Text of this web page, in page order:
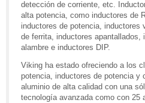
detección de corriente, etc.
alta potencia, como inductores de
inductores de potencia, inductores
de ferrita, inductores apantallados,
alambre e inductores DIP.
Viking ha estado ofreciendo a los
potencia, inductores de potencia y
aluminio de alta calidad con una
tecnología avanzada como con 25